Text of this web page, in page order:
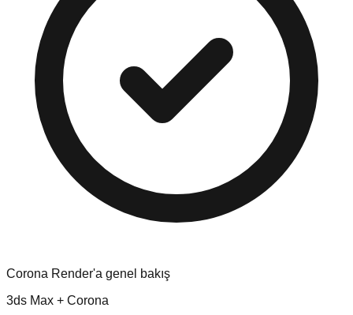
Corona Render'a genel bakış
3ds Max + Corona